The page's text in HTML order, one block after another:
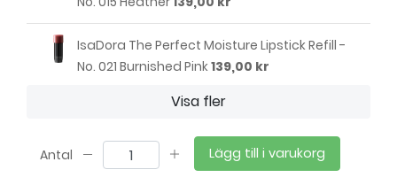
IsaDora The Perfect Moisture Lipstick Refill -
No. 021 Burnished Pink139,00 kr
IsaDora The Perfect Moisture Lipstick Refill -
IsaDora The Perfect Moisture Lipstick Refill -
Visa fler
Antal Lägg till i varukorg